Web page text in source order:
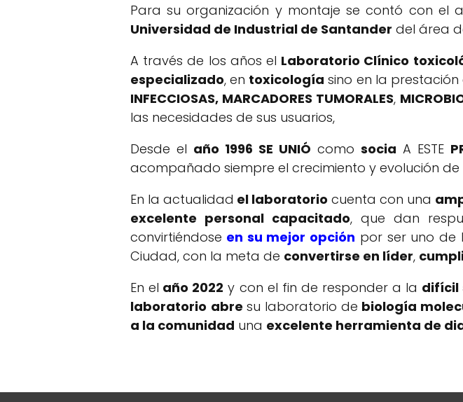
Para su organización y montaje se contó con
Universidad de Industrial de Santander del área
A través de los años el Laboratorio Clínico
especializado, en toxicología sino en la
INFECCIOSAS, MARCADORES TUMORALES,
las necesidades de sus usuarios,
Desde el año 1996 SE UNIÓ como socia A ESTE
acompañado siempre el crecimiento y evolución
En la actualidad el laboratorio cuenta con una
excelente personal capacitado, que dan
convirtiéndose en su mejor opción por ser uno de
Ciudad, con la meta de convertirse en líder,
En el año 2022 y con el fin de responder a la difícil
laboratorio abre su laboratorio de biología
a la comunidad una excelente herramienta de